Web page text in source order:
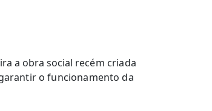
a obra social recém criada
o funcionamento da